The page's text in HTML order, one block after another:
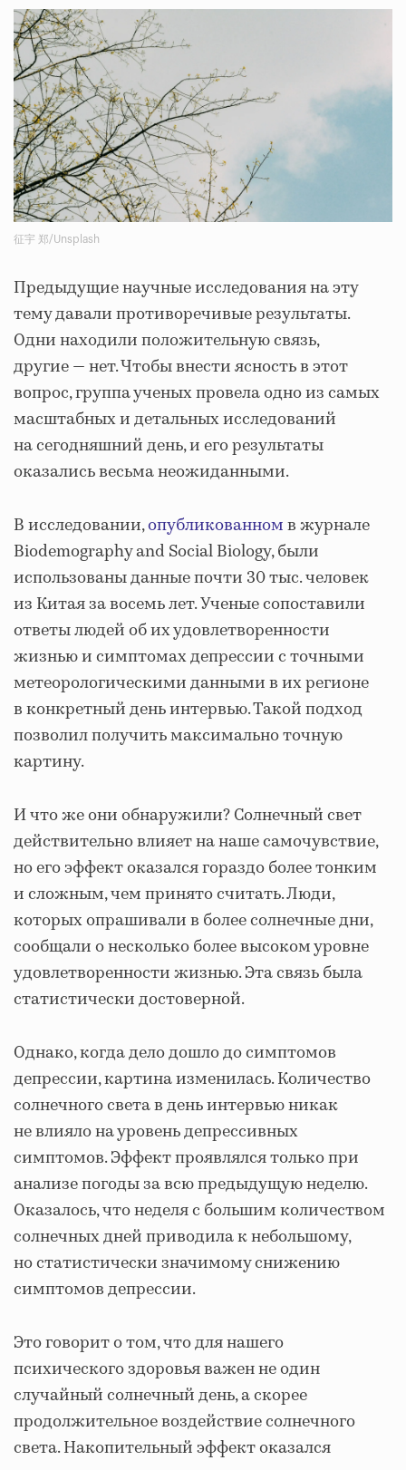
征宇 郑/Unsplash
Предыдущие научные исследования на эту
тему давали противоречивые результаты.
Одни находили положительную связь,
другие — нет. Чтобы внести ясность в этот
вопрос, группа ученых провела одно из самых
масштабных и детальных исследований
на сегодняшний день, и его результаты
оказались весьма неожиданными.
В исследовании,опубликованномв журнале
Biodemography and Social Biology, были
использованы данные почти 30 тыс. человек
из Китая за восемь лет. Ученые сопоставили
ответы людей об их удовлетворенности
жизнью и симптомах депрессии с точными
метеорологическими данными в их регионе
в конкретный день интервью. Такой подход
позволил получить максимально точную
картину.
И что же они обнаружили? Солнечный свет
действительно влияет на наше самочувствие,
но его эффект оказался гораздо более тонким
и сложным, чем принято считать. Люди,
которых опрашивали в более солнечные дни,
сообщали о несколько более высоком уровне
удовлетворенности жизнью. Эта связь была
статистически достоверной.
Однако, когда дело дошло до симптомов
депрессии, картина изменилась. Количество
солнечного света в день интервью никак
не влияло на уровень депрессивных
симптомов. Эффект проявлялся только при
анализе погоды за всю предыдущую неделю.
Оказалось, что неделя с большим количеством
солнечных дней приводила к небольшому,
но статистически значимому снижению
симптомов депрессии.
Это говорит о том, что для нашего
психического здоровья важен не один
случайный солнечный день, а скорее
продолжительное воздействие солнечного
света. Накопительный эффект оказался